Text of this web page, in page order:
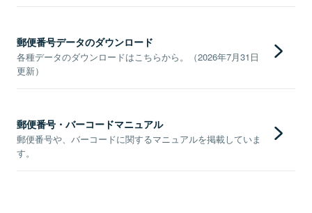
郵便番号データのダウンロード
各種データのダウンロードはこちらから。（2026年7月31日
更新）
郵便番号・バーコードマニュアル
郵便番号や、バーコードに関するマニュアルを掲載していま
す。